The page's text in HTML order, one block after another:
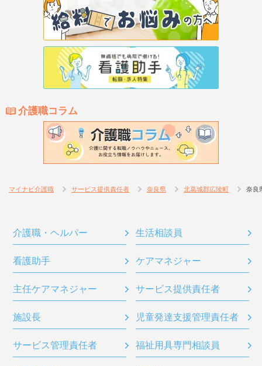
介護職コラム
マイナビ介護職 サービス提供責任者 奈良県 北葛城郡広陵町 奈良
介護職・ヘルパー 生活相談員
看護助手 ケアマネジャー
主任ケアマネジャー サービス提供責任者
施設長 児童発達支援管理責任者
サービス管理責任者 福祉用具専門相談員